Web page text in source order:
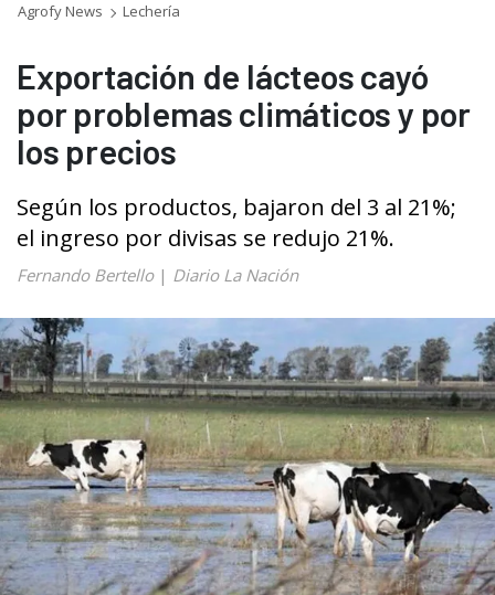
Agrofy News Lechería
Exportación de lácteos cayó
por problemas climáticos y por
los precios
Según los productos, bajaron del 3 al 21%;
el ingreso por divisas se redujo 21%.
Fernando Bertello| Diario La Nación